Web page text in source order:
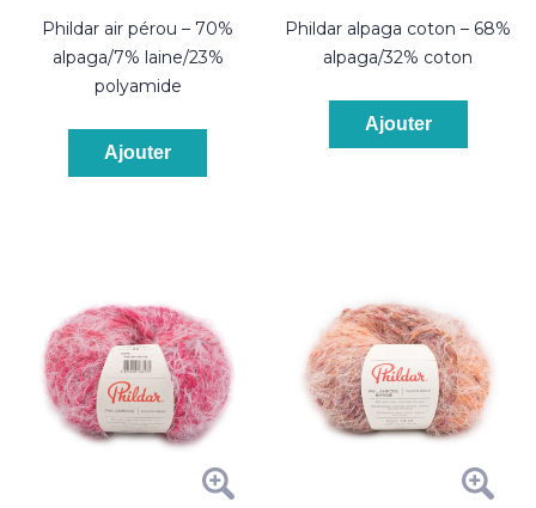
phildar air pérou – 70%
alpaga/7% laine/23%
polyamide
Ajouter
phildar alpaga coton – 68%
alpaga/32% coton
Ajouter